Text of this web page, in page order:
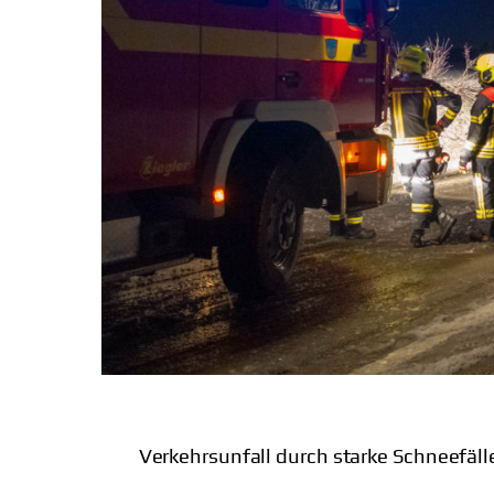
Verkehrsunfall durch starke